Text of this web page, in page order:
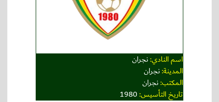
اسم النادي:نجران
المدينة:نجران
المكتب:نجران
تاريخ التأسيس:1980